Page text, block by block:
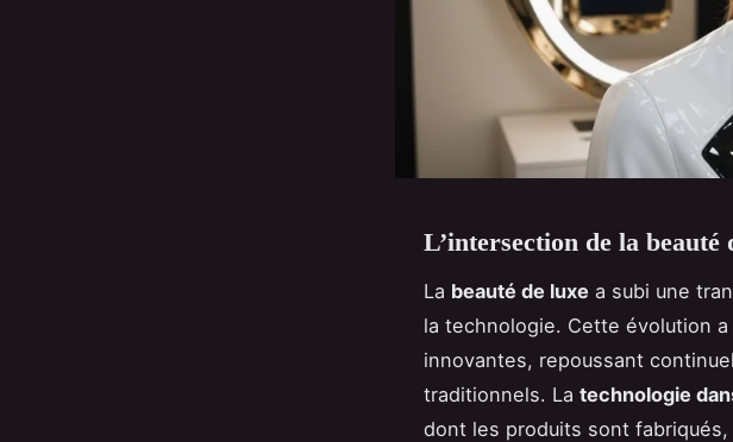
L’intersection de la beauté
La beauté de luxe a subi une
la technologie. Cette évolution
innovantes, repoussant
traditionnels. La technologie
dont les produits sont